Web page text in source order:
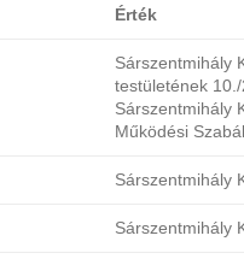
Érték
Sárszentmihály
testületének
Sárszentmihály
Működési
Sárszentmihály
Sárszentmihály